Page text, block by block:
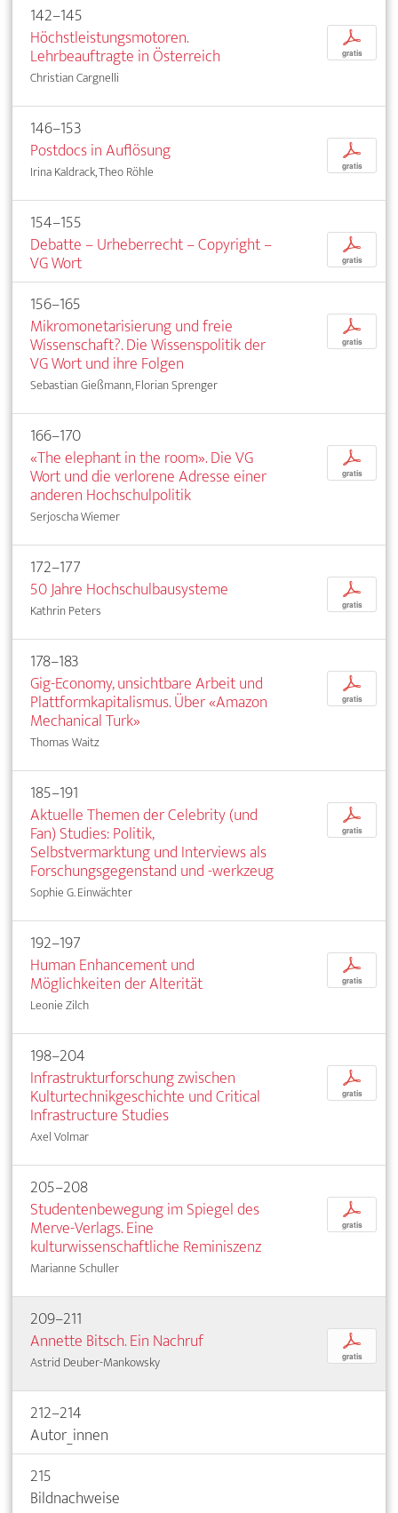
142–145
Höchstleistungsmotoren.
Lehrbeauftragte in Österreich
Christian Cargnelli
p
gratis
146–153
Postdocs in Auflösung
Irina Kaldrack, Theo Röhle
p
gratis
154–155
Debatte – Urheberrecht – Copyright –
VG Wort
p
gratis
156–165
Mikromonetarisierung und freie
Wissenschaft?. Die Wissenspolitik der
VG Wort und ihre Folgen
Sebastian Gießmann, Florian Sprenger
p
gratis
166–170
«The elephant in the room». Die VG
Wort und die verlorene Adresse einer
anderen Hochschulpolitik
Serjoscha Wiemer
p
gratis
172–177
50 Jahre Hochschulbausysteme
Kathrin Peters
p
gratis
178–183
Gig-Economy, unsichtbare Arbeit und
Plattformkapitalismus. Über «Amazon
Mechanical Turk»
Thomas Waitz
p
gratis
185–191
Aktuelle Themen der Celebrity (und
Fan) Studies: Politik,
Selbstvermarktung und Interviews als
Forschungsgegenstand und -werkzeug
Sophie G. Einwächter
p
gratis
192–197
Human Enhancement und
Möglichkeiten der Alterität
Leonie Zilch
p
gratis
198–204
Infrastrukturforschung zwischen
Kulturtechnikgeschichte und Critical
Infrastructure Studies
Axel Volmar
p
gratis
205–208
Studentenbewegung im Spiegel des
Merve-Verlags. Eine
kulturwissenschaftliche Reminiszenz
Marianne Schuller
p
gratis
209–211
Annette Bitsch. Ein Nachruf
Astrid Deuber-Mankowsky
p
gratis
212–214
Autor_innen
215
Bildnachweise